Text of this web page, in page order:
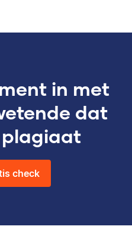
in met
dat
plagiaat
check